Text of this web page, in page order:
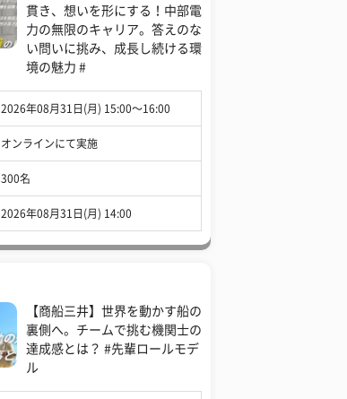
貫き、想いを形にする！中部電
力の無限のキャリア。答えのな
い問いに挑み、成長し続ける環
境の魅力 #
2026年08月31日(月) 15:00〜16:00
オンラインにて実施
300名
2026年08月31日(月) 14:00
【商船三井】世界を動かす船の
裏側へ。チームで挑む機関士の
達成感とは？ #先輩ロールモデ
ル